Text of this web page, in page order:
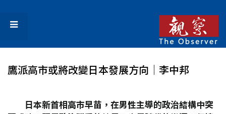
鷹派高市或將改變日本發展方向│李中邦
日本新首相高市早苗，在男性主導的政治結構中突